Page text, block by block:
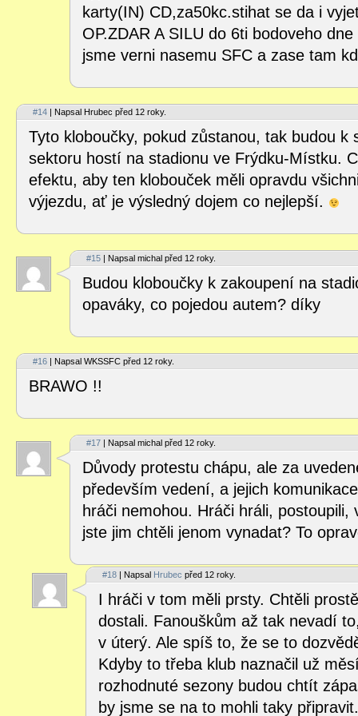
karty(IN) CD,za50kc.stihat se da i
OP.ZDAR A SILU do 6ti bodoveho
jsme verni nasemu SFC a zase tam
#14 | Napsal Hrubec před 12 roky.
Tyto kloboučky, pokud zůstanou, tak budou k
sektoru hostí na stadionu ve Frýdku-Místku.
efektu, aby ten klobouček měli opravdu
výjezdu, ať je výsledný dojem co nejlepší.
#15 | Napsal michal před 12 roky.
Budou kloboučky k zakoupení na
opaváky, co pojedou autem? díky
#16 | Napsal WKSSFC před 12 roky.
BRAWO !!
#17 | Napsal michal před 12 roky.
Důvody protestu chápu, ale za
především vedení, a jejich
hráči nemohou. Hráči hráli,
jste jim chtěli jenom vynadat? To
#18 | Napsal Hrubec před 12 roky.
I hráči v tom měli prsty. Chtěli
dostali. Fanouškům až tak nevadí
v úterý. Ale spíš to, že se to
Kdyby to třeba klub naznačil už
rozhodnuté sezony budou chtít
by jsme se na to mohli taky